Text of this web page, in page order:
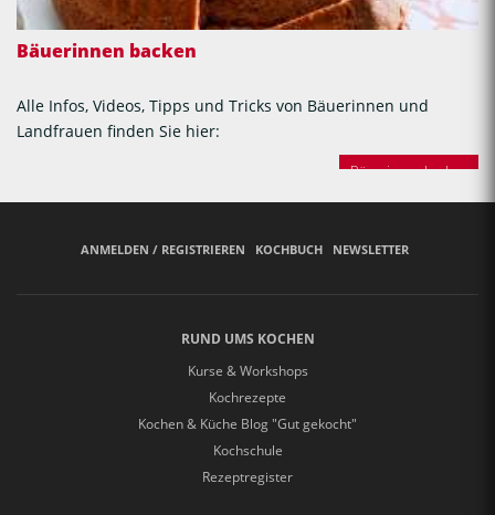
Bäuerinnen backen
Alle Infos, Videos, Tipps und Tricks von Bäuerinnen und
Landfrauen finden Sie hier:
Bäuerinnen backen
ANMELDEN / REGISTRIEREN KOCHBUCH NEWSLETTER
RUND UMS KOCHEN
Kurse & Workshops
Kochrezepte
Kochen & Küche Blog "Gut gekocht"
Kochschule
Rezeptregister